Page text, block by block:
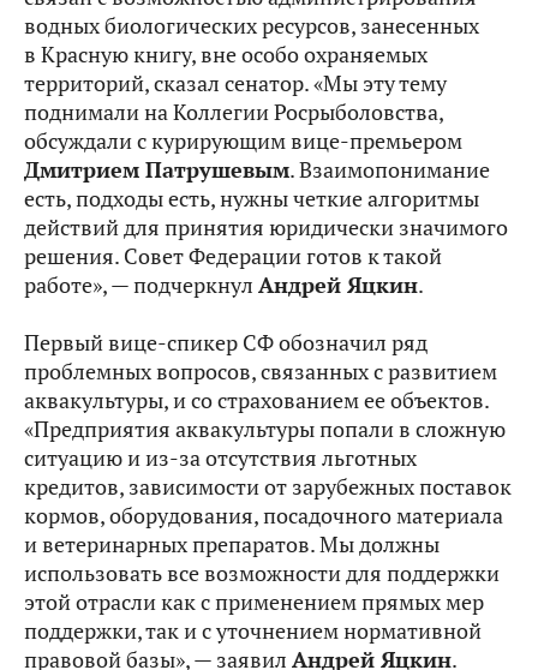
водных биологических ресурсов, занесенных
в Красную книгу, вне особо охраняемых
территорий, сказал сенатор. «Мы эту тему
поднимали на Коллегии Росрыболовства,
обсуждали с курирующим вице-премьером
Дмитрием Патрушевым. Взаимопонимание
есть, подходы есть, нужны четкие алгоритмы
действий для принятия юридически значимого
решения. Совет Федерации готов к такой
работе», — подчеркнул Андрей Яцкин.
Первый вице-спикер СФ обозначил ряд
проблемных вопросов, связанных с развитием
аквакультуры, и со страхованием ее объектов.
«Предприятия аквакультуры попали в сложную
ситуацию и из‑за отсутствия льготных
кредитов, зависимости от зарубежных поставок
кормов, оборудования, посадочного материала
и ветеринарных препаратов. Мы должны
использовать все возможности для поддержки
этой отрасли как с применением прямых мер
поддержки, так и с уточнением нормативной
правовой базы», — заявил Андрей Яцкин.